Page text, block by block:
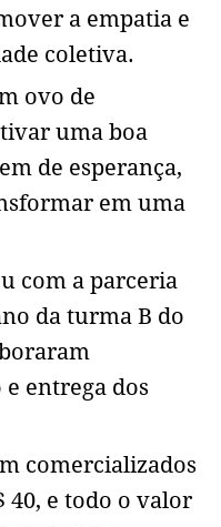
a empatia e
coletiva.
ovo de
uma boa
de esperança,
em uma
com a parceria
da turma B do
entrega dos
comercializados
40, e todo o valor